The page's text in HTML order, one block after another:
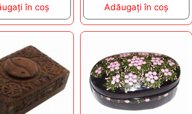
în coș
f
5
Adăugați în coș